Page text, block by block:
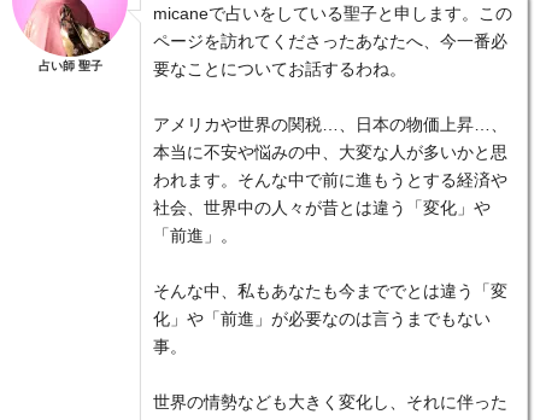
占い師 聖子
micaneで占いをしている聖子と申します。この
ページを訪れてくださったあなたへ、今一番必
要なことについてお話するわね。
アメリカや世界の関税…、日本の物価上昇…、
本当に不安や悩みの中、大変な人が多いかと思
われます。そんな中で前に進もうとする経済や
社会、世界中の人々が昔とは違う「変化」や
「前進」。
そんな中、私もあなたも今まででとは違う「変
化」や「前進」が必要なのは言うまでもない
事。
世界の情勢なども大きく変化し、それに伴った